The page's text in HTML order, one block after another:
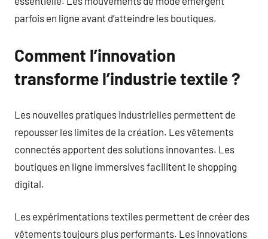
parfois en ligne avant d’atteindre les boutiques.
Comment l’innovation
transforme l’industrie textile ?
Les nouvelles pratiques industrielles permettent de
repousser les limites de la création. Les vêtements
connectés apportent des solutions innovantes. Les
boutiques en ligne immersives facilitent le shopping
digital.
Les expérimentations textiles permettent de créer des
vêtements toujours plus performants. Les innovations